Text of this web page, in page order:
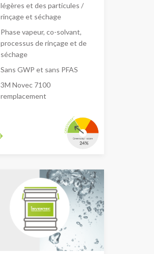
légères et des particules /
rinçage et séchage
Phase vapeur, co-solvant,
processus de rinçage et de
séchage
Sans GWP et sans PFAS
3M Novec 7100
remplacement